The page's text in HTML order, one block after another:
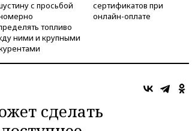
с просьбой
топливо
ними и крупными
сертификатов при
онлайн-оплате
сделать